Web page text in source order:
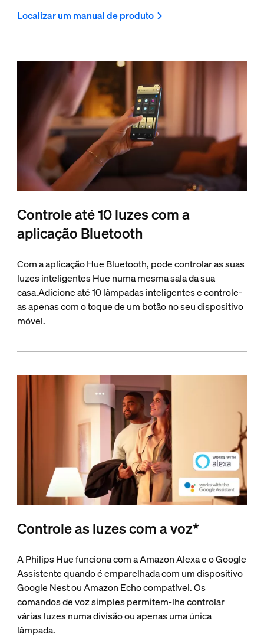
Localizar um manual de produto
Controle até 10 luzes com a
aplicação Bluetooth
Com a aplicação Hue Bluetooth, pode controlar as suas
luzes inteligentes Hue numa mesma sala da sua
casa.Adicione até 10 lâmpadas inteligentes e controle-
as apenas com o toque de um botão no seu dispositivo
móvel.
Controle as luzes com a voz*
A Philips Hue funciona com a Amazon Alexa e o Google
Assistente quando é emparelhada com um dispositivo
Google Nest ou Amazon Echo compatível. Os
comandos de voz simples permitem-lhe controlar
várias luzes numa divisão ou apenas uma única
lâmpada.